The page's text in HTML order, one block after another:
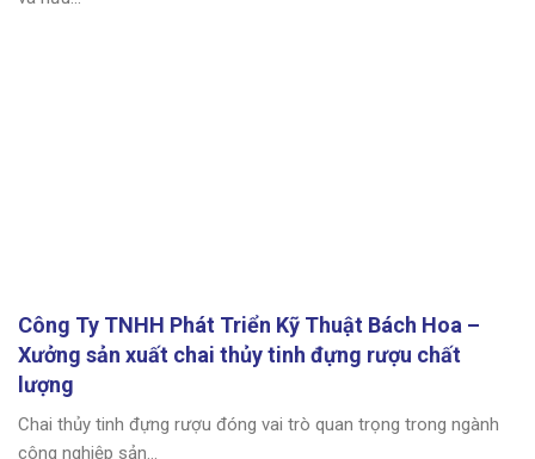
Công Ty TNHH Phát Triển Kỹ Thuật Bách Hoa –
Xưởng sản xuất chai thủy tinh đựng rượu chất
lượng
Chai thủy tinh đựng rượu đóng vai trò quan trọng trong ngành
công nghiệp sản...